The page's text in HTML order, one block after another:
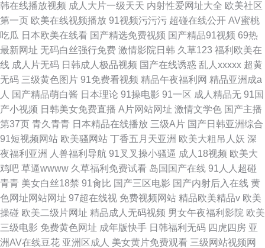
韩在线播放视频 成人大片一级天天 内射性爱网址大全 欧美社区
第一页 欧美在线视频播放 91视频污污污 超碰在线公开 AV蜜桃
吃瓜 日本欧美在线看 国产精选免费视频 国产精品91视频 69热
最新网址 无码白丝强行免费 激情影院日韩 久草123 福利欧美在
线 成人片无码 日韩成人极品视频 国产在线诱惑 乱人xxxxx 超黄
无码 三级黄色图片 91免费看视频 精品午夜福利网 精品亚洲成a
人 国产精品萌白酱 日本理论 91操电影 91一区 成人精品无 91国
产小视频 日韩美女免费直播 A片网站网址 激情文学色 国产主播
第37页 青久青青 日本精品在线播放 三级A片 国产日韩亚洲综合
91短视频网站 欧美骚网站 丁香五月天亚洲 欧美大粗吊人妖 深
夜福利亚洲
人兽福利导航 91叉叉操小骚逼 成人18视频 欧美大
鸡吧 草逼wwww 久草福利免费试看 岛国国产在线 91人人超碰
青青 美女白丝18禁 91肏比 国产三区电影 国产内射后入在线 黄
色网址网站网址 97超在线视 免费视频网站 精品欧美精品v 欧美
操碰 欧美二级片网址 精品成人无码视频 男女午夜福利影院 欧美
三级电影 免费黄色网址 成年版快手 日韩福利无码 四虎四房 亚
洲AV在线豆花 亚洲区成人 美女黄片免费观看 三级网站视频网